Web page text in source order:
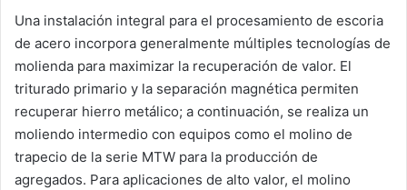
Una instalación integral para el procesamiento de escoria
de acero incorpora generalmente múltiples tecnologías de
molienda para maximizar la recuperación de valor. El
triturado primario y la separación magnética permiten
recuperar hierro metálico; a continuación, se realiza un
moliendo intermedio con equipos como el molino de
trapecio de la serie MTW para la producción de
agregados. Para aplicaciones de alto valor, el molino